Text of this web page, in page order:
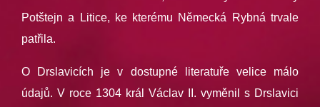
Potštejn a Litice, ke kterému Německá Rybná trvale
patřila.
O Drslavicích je v dostupné literatuře velice málo
údajů. V roce 1304 král Václav II. vyměnil s Drslavici